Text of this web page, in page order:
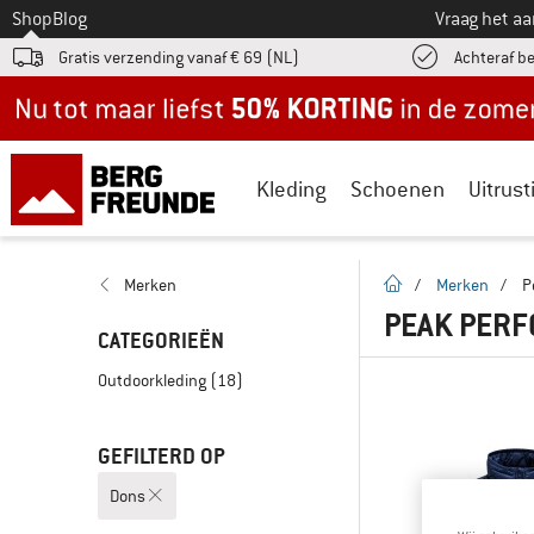
Naar
ShopBlog Vraag het
Gratis verzending vanaf € 69 (NL) Achteraf
Kleding Schoenen
Merken
CATEGORIEËN
Outdoorkleding (18)
GEFILTERD OP
Dons
Startpagina
/ Merken /
PEAK